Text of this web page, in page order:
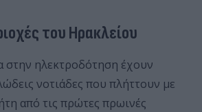
του Ηρακλείου
ηλεκτροδότηση έχουν
νοτιάδες που πλήττουν με
από τις πρώτες πρωινές